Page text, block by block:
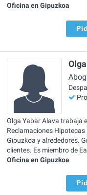
Oficina en Gipuzkoa
Olga Yabar Alava trabaja
Reclamaciones Hipotecas
Gipuzkoa y alrededores.
clientes. Es miembro de
Oficina en Gipuzkoa